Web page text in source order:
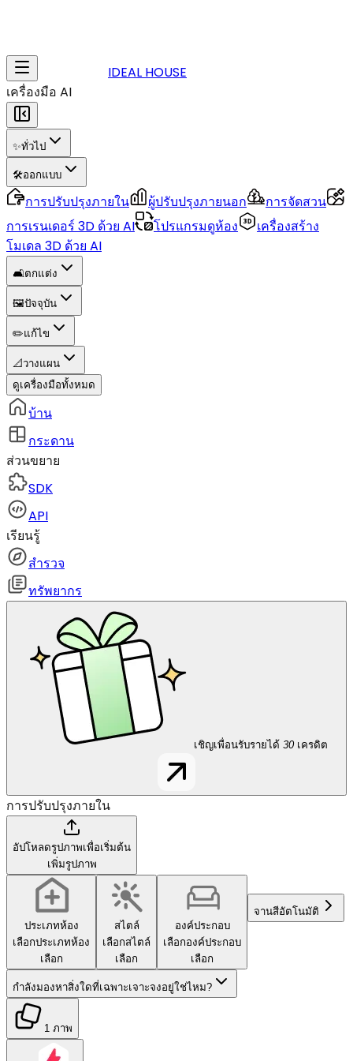
IDEAL HOUSE
เครื่องมือ AI
✨ทั่วไป
🛠️ออกแบบ
การปรับปรุงภายใน ผู้ปรับปรุงภายนอก
การจัดสวน
การเรนเดอร์ 3D ด้วย AI
โปรแกรมดูห้อง
เครื่องสร้าง
โมเดล 3D ด้วย AI
🛋️ตกแต่ง
🖼️ปัจจุบัน
✏️แก้ไข
📐วางแผน
ดูเครื่องมือทั้งหมด
บ้าน
กระดาน
ส่วนขยาย
SDK
API
เรียนรู้
สำรวจ
ทรัพยากร
เชิญเพื่อนรับรายได้ 30 เครดิต
การปรับปรุงภายใน
อัปโหลดรูปภาพเพื่อเริ่มต้น
เพิ่มรูปภาพ
ประเภทห้อง
เลือกประเภทห้อง
เลือก
สไตล์
เลือกสไตล์
เลือก
องค์ประกอบ
เลือกองค์ประกอบ
เลือก
จานสีอัตโนมัติ
กำลังมองหาสิ่งใดที่เฉพาะเจาะจงอยู่ใช่ไหม?
1 ภาพ